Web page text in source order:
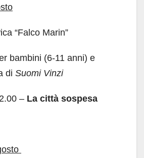
“Falco Marin”
bambini (6-11 anni) e
di Suomi Vinzi
– La città sospesa